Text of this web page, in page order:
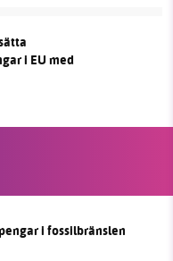
i EU med
i fossilbränslen